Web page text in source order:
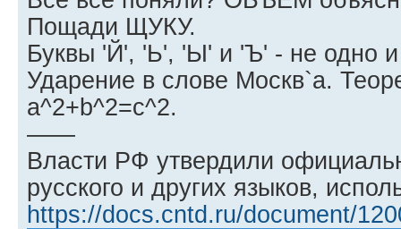
Пощади ЩУКУ.
Буквы 'Й', 'Ь', 'Ы' и 'Ъ' - не одно
Ударение в слове Москв`а.
a^2+b^2=c^2.
——
Власти РФ утвердили
русского и других языков,
https://docs.cntd.ru/document/